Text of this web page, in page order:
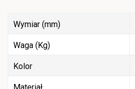
Wymiar (mm)
Waga (Kg)
Kolor